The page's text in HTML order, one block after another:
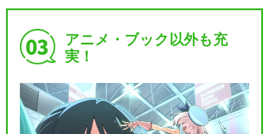
アニメ・ブック以外も充
実！